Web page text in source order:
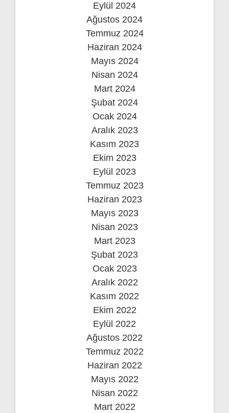
Eylül 2024
Ağustos 2024
Temmuz 2024
Haziran 2024
Mayıs 2024
Nisan 2024
Mart 2024
Şubat 2024
Ocak 2024
Aralık 2023
Kasım 2023
Ekim 2023
Eylül 2023
Temmuz 2023
Haziran 2023
Mayıs 2023
Nisan 2023
Mart 2023
Şubat 2023
Ocak 2023
Aralık 2022
Kasım 2022
Ekim 2022
Eylül 2022
Ağustos 2022
Temmuz 2022
Haziran 2022
Mayıs 2022
Nisan 2022
Mart 2022